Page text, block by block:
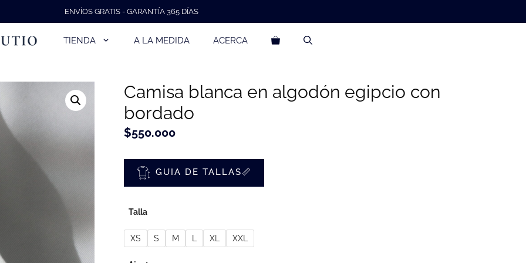
ENVÍOS GRATIS - GARANTÍA 365 DÍAS
TIENDA A LA MEDIDA ACERCA
Camisa blanca en algodón egipcio con
bordado
$550.000
GUIA DE TALLAS📏
Talla
XS S M XL XXL